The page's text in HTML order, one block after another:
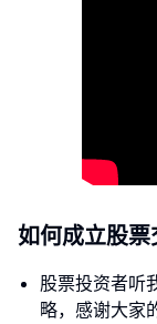
如何成立股票
股票投资者听
略，感谢大家